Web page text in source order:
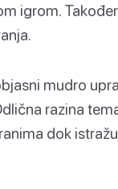
igrom.
mudro
razina
dok